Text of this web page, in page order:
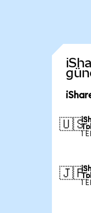
🇺🇸
1
🇯🇵
1